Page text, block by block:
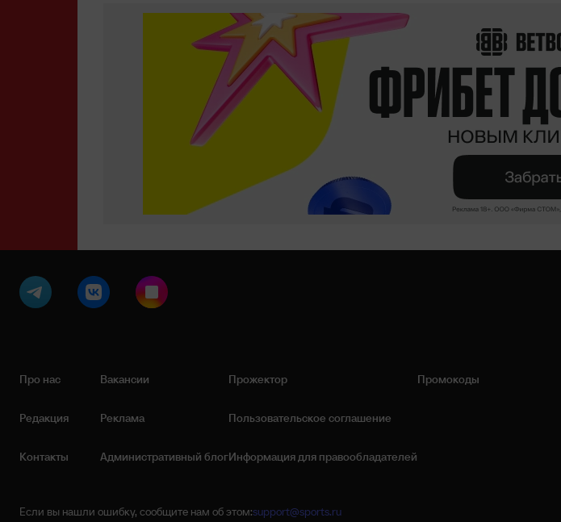
Про нас
Редакция
Контакты
Вакансии
Реклама
Административный блог
Прожектор
Пользовательское соглашение
Информация для правообладателей
Промокоды
Если вы нашли ошибку, сообщите нам об этом:support@sports.ru